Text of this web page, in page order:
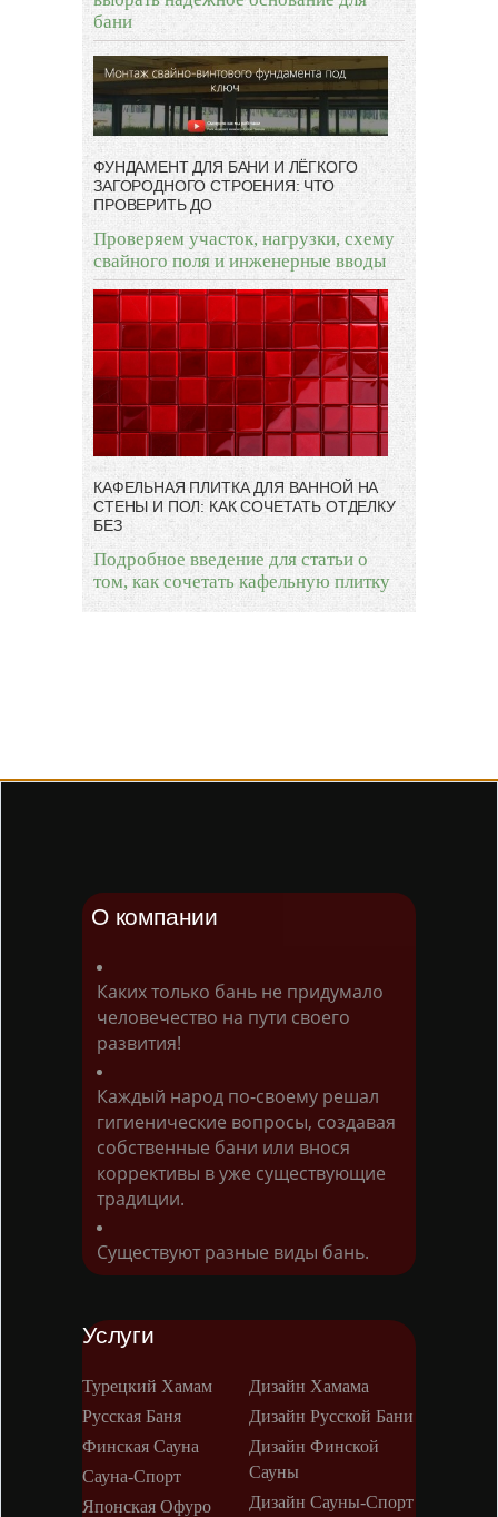
бани
ФУНДАМЕНТ ДЛЯ БАНИ И ЛЁГКОГО
ЗАГОРОДНОГО СТРОЕНИЯ: ЧТО
ПРОВЕРИТЬ ДО
Проверяем участок, нагрузки, схему
свайного поля и инженерные вводы
КАФЕЛЬНАЯ ПЛИТКА ДЛЯ ВАННОЙ НА
СТЕНЫ И ПОЛ: КАК СОЧЕТАТЬ ОТДЕЛКУ
БЕЗ
Подробное введение для статьи о
том, как сочетать кафельную плитку
О компании
Каких только бань не придумало
человечество на пути своего
развития!
Каждый народ по-своему решал
гигиенические вопросы, создавая
собственные бани или внося
коррективы в уже существующие
традиции.
Существуют разные виды бань.
Услуги
Турецкий Хамам
Русская Баня
Финская Сауна
Сауна-Спорт
Японская Офуро
Дизайн Хамама
Дизайн Русской Бани
Дизайн Финской
Сауны
Дизайн Сауны-Спорт